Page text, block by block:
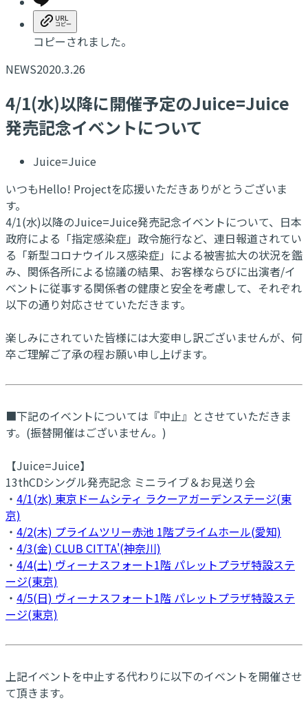
コピーされました。
NEWS2020.3.26
4/1(水)以降に開催予定のJuice=Juice
発売記念イベントについて
Juice=Juice
いつもHello! Projectを応援いただきありがとうございま
す。
4/1(水)以降のJuice=Juice発売記念イベントについて、日本
政府による「指定感染症」政令施行など、連日報道されてい
る「新型コロナウイルス感染症」による被害拡大の状況を鑑
み、関係各所による協議の結果、お客様ならびに出演者/イ
ベントに従事する関係者の健康と安全を考慮して、それぞれ
以下の通り対応させていただきます。
楽しみにされていた皆様には大変申し訳ございませんが、何
卒ご理解ご了承の程お願い申し上げます。
■下記のイベントについては『中止』とさせていただきま
す。(振替開催はございません。)
【Juice=Juice】
13thCDシングル発売記念 ミニライブ＆お見送り会
・ 4/1(水) 東京ドームシティ ラクーアガーデンステージ(東
京)
・ 4/2(木) プライムツリー赤池 1階プライムホール(愛知)
・ 4/3(金) CLUB CITTA'(神奈川)
・ 4/4(土) ヴィーナスフォート1階 パレットプラザ特設ステ
ージ(東京)
・ 4/5(日) ヴィーナスフォート1階 パレットプラザ特設ステ
ージ(東京)
上記イベントを中止する代わりに以下のイベントを開催させ
て頂きます。